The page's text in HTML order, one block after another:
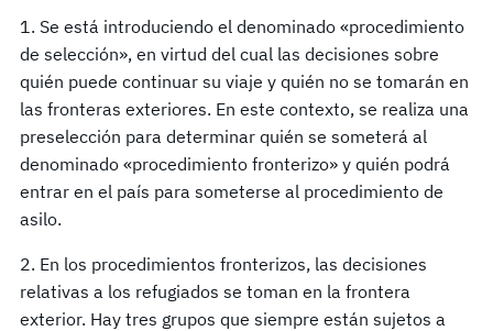
1. Se está introduciendo el denominado «procedimiento
de selección», en virtud del cual las decisiones sobre
quién puede continuar su viaje y quién no se tomarán en
las fronteras exteriores. En este contexto, se realiza una
preselección para determinar quién se someterá al
denominado «procedimiento fronterizo» y quién podrá
entrar en el país para someterse al procedimiento de
asilo.
2. En los procedimientos fronterizos, las decisiones
relativas a los refugiados se toman en la frontera
exterior. Hay tres grupos que siempre están sujetos a